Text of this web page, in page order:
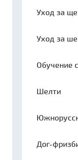
Уход за
Уход за
Обучение
Шелти
Дог-